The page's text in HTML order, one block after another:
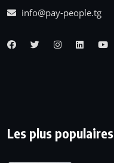
info@pay-people.tg
Les plus populaires